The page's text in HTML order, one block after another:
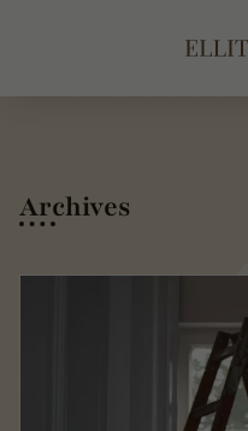
Archives